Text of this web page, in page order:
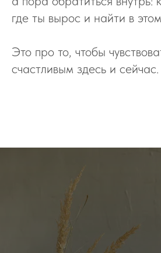
где ты вырос и найти в
Это про то, чтобы
счастливым здесь и сейчас.